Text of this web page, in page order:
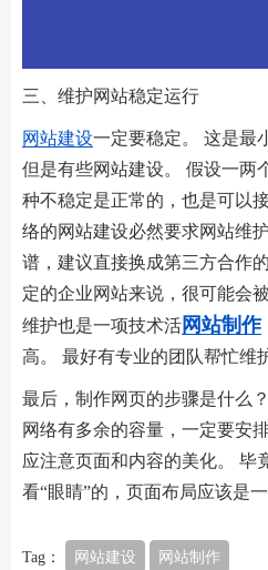
三、维护网站稳定运行
网站建设一定要稳定。 这是最
但是有些网站建设。 假设一两
种不稳定是正常的，也是可以
络的网站建设必然要求网站维
谱，建议直接换成第三方合作
定的企业网站来说，很可能会
维护也是一项技术活网站制作
高。 最好有专业的团队帮忙维
最后，制作网页的步骤是什么
网络有多余的容量，一定要安
应注意页面和内容的美化。 毕
看“眼睛”的，页面布局应该是一
Tag： 网站建设 网站制作